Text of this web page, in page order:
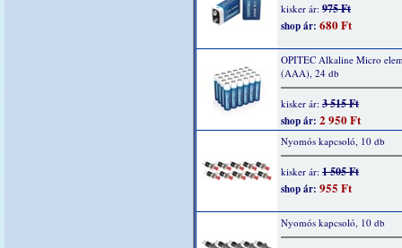
kisker ár: 975 Ft
shop ár: 680 Ft
OPITEC Alkaline Micro
(AAA), 24 db
kisker ár: 3 515 Ft
shop ár: 2 950 Ft
Nyomós kapcsoló, 10 db
kisker ár: 1 505 Ft
shop ár: 955 Ft
Nyomós kapcsoló, 10 db